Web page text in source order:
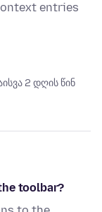
entries
2 დღის წინ
toolbar?